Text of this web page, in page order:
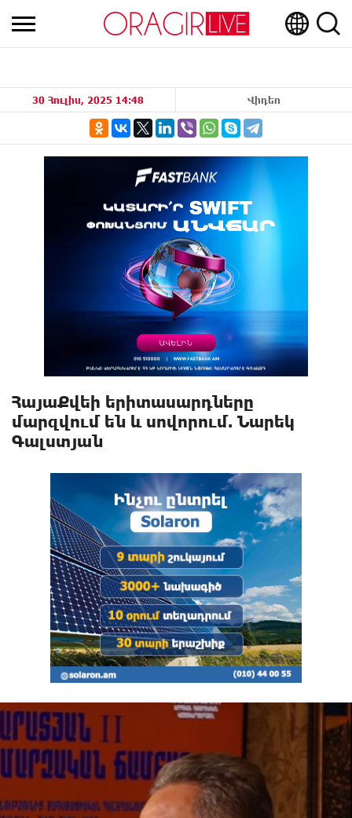
30 Հուլիս, 2025 14:48 Վիդեո
ՀայաՔվեի երիտասարդները
մարզվում են և սովորում. Նարեկ
Գալստյան